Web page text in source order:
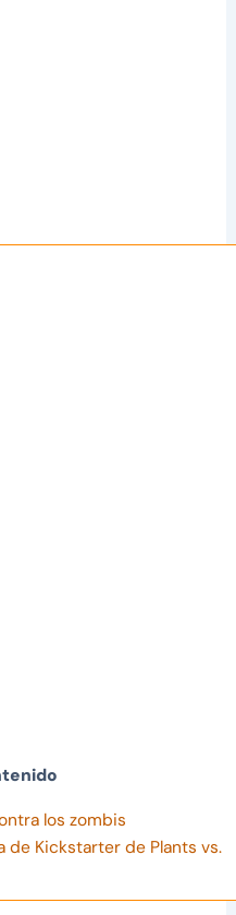
los zombis
de Kickstarter de Plants vs.